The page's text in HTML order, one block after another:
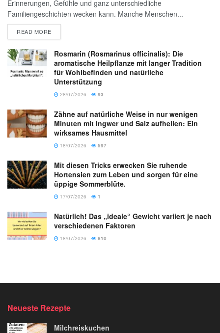
Erinnerungen, Gefühle und ganz unterschiedliche
Familiengeschichten wecken kann. Manche Menschen...
READ MORE
Rosmarin (Rosmarinus officinalis): Die
aromatische Heilpflanze mit langer Tradition
für Wohlbefinden und natürliche
Unterstützung
28/07/2026 93
Zähne auf natürliche Weise in nur wenigen
Minuten mit Ingwer und Salz aufhellen: Ein
wirksames Hausmittel
18/07/2026 597
Mit diesen Tricks erwecken Sie ruhende
Hortensien zum Leben und sorgen für eine
üppige Sommerblüte.
17/07/2026 1
Natürlich! Das „ideale“ Gewicht variiert je nach
verschiedenen Faktoren
18/07/2026 810
Neueste Rezepte
Milchreiskuchen